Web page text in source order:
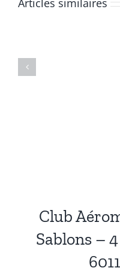
Articles similaires
Sûres
Club
Sablons –